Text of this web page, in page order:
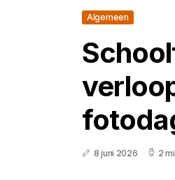
Algemeen
8 juni 2026 2